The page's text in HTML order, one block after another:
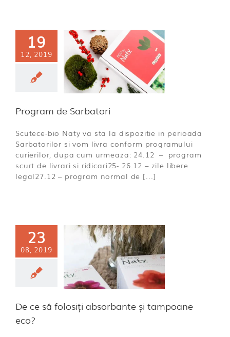
19
12, 2019
de
categorie
Program de Sarbatori
Scutece-bio Naty va sta la dispozitie in perioada
Sarbatorilor si vom livra conform programului
curierilor, dupa cum urmeaza: 24.12 – program
scurt de livrari si ridicari25- 26.12 – zile libere
legal27.12 – program normal de [...]
23
08, 2019
să folosiți
și
eco?
De ce să folosiți absorbante și tampoane
eco?